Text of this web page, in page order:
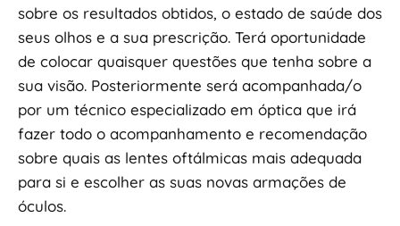
sobre os resultados obtidos, o estado de saúde dos
seus olhos e a sua prescrição. Terá oportunidade
de colocar quaisquer questões que tenha sobre a
sua visão. Posteriormente será acompanhada/o
por um técnico especializado em óptica que irá
fazer todo o acompanhamento e recomendação
sobre quais as lentes oftálmicas mais adequada
para si e escolher as suas novas armações de
óculos.